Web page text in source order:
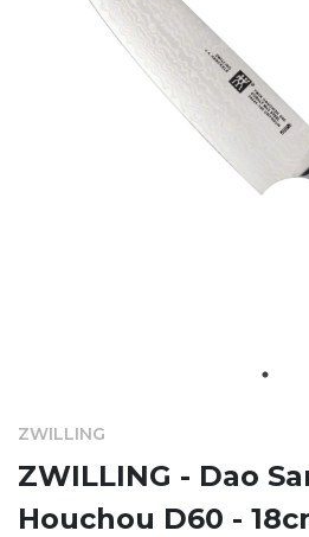
ZWILLING
ZWILLING - Dao
Houchou D60 -